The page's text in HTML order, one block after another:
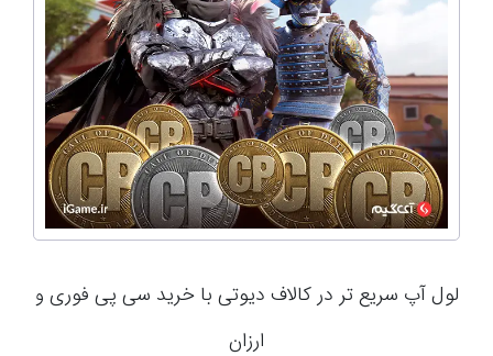
لول آپ سریع تر در کالاف دیوتی با خرید سی پی فوری و
ارزان